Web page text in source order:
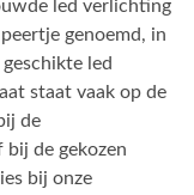
led verlichting
genoemd, in
led
staat vaak op de
de
de gekozen
bij onze